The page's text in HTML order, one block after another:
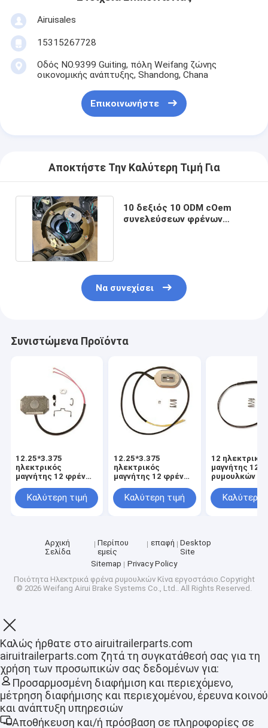
Αρχική Σελίδα
Προϊόντα
Εμφάνιση VR
Airuisales
15315267728
Οδός NO.9399 Guiting, πόλη Weifang ζώνης
οικονομικής ανάπτυξης, Shandong, Chana
Επικοινωνήστε
Αποκτήστε Την Καλύτερη Τιμή Για
10 δεξιός 10 ODM cOem
συνελεύσεων φρένων
Να συνεχίσει
Συνιστώμενα Προϊόντα
12.25*3.375
ηλεκτρικός
μαγνήτης 12 φρένων
εξαρτήσεις
αντικατάστασης Β
Καλύτερη τιμή
12.25*3.375
ηλεκτρικός
μαγνήτης 12 φρένων
εξαρτήσεις
αντικατάστασης Β
Καλύτερη τιμή
12
μαγνήτης 12
ρυμουλκών
για το φρένο
Καλύτερη
Αρχική
Σελίδα
Περίπου
εμείς
επαφή
Desktop
Site
Sitemap
Privacy Policy
Ποιότητα Ηλεκτρικά φρένα ρυμουλκώνΚίνα εργοστάσιο.Copyright
© 2026 Weifang Airui Brake Systems Co., Ltd.. All Rights Reserved.
Καλώς ήρθατε στο airuitrailerparts.com
airuitrailerparts.com ζητά τη συγκατάθεσή σας για τη
χρήση των προσωπικών σας δεδομένων για:
Προσαρμοσμένη διαφήμιση και περιεχόμενο,
μέτρηση διαφήμισης και περιεχομένου, έρευνα κοινού
και ανάπτυξη υπηρεσιών
Αποθήκευση και/ή πρόσβαση σε πληροφορίες σε